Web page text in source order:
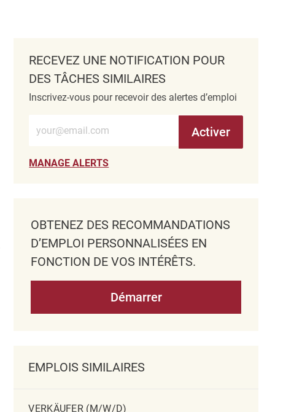
RECEVEZ UNE NOTIFICATION POUR
DES TÂCHES SIMILAIRES
Inscrivez-vous pour recevoir des alertes d’emploi
Entrez l’adresse e-mail (obligatoire)
Activer
MANAGE ALERTS
OBTENEZ DES RECOMMANDATIONS
D’EMPLOI PERSONNALISÉES EN
FONCTION DE VOS INTÉRÊTS.
Démarrer
EMPLOIS SIMILAIRES
VERKÄUFER (M/W/D)